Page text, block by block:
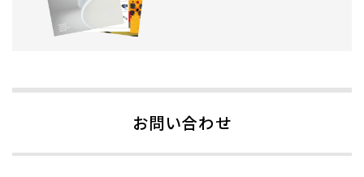
お問い合わせ